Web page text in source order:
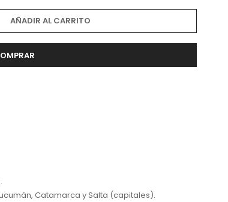
AÑADIR AL CARRITO
Catamarca y Salta (capitales).